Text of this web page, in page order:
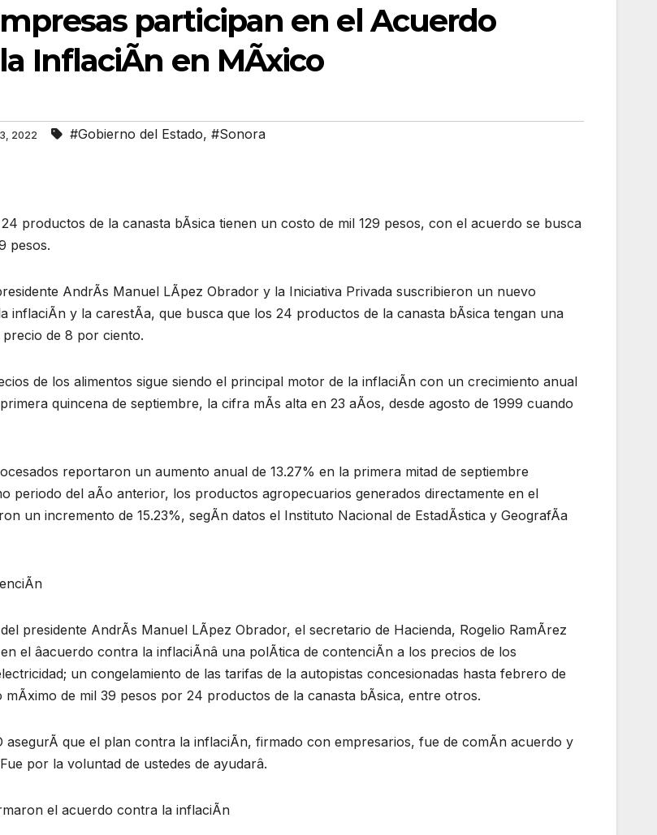
participan en el Acuerdo
InflaciÃn en MÃxico
2022 #Gobierno del Estado, #Sonora
productos de la canasta bÃsica tienen un costo de mil 129 pesos, con el acuerdo se busca
pesos.
AndrÃs Manuel LÃpez Obrador y la Iniciativa Privada suscribieron un nuevo
inflaciÃn y la carestÃa, que busca que los 24 productos de la canasta bÃsica tengan una
de 8 por ciento.
de los alimentos sigue siendo el principal motor de la inflaciÃn con un crecimiento anual
quincena de septiembre, la cifra mÃs alta en 23 aÃos, desde agosto de 1999 cuando
reportaron un aumento anual de 13.27% en la primera mitad de septiembre
periodo del aÃo anterior, los productos agropecuarios generados directamente en el
un incremento de 15.23%, segÃn datos el Instituto Nacional de EstadÃstica y GeografÃa
presidente AndrÃs Manuel LÃpez Obrador, el secretario de Hacienda, Rogelio RamÃrez
el âacuerdo contra la inflaciÃnâ una polÃtica de contenciÃn a los precios de los
un congelamiento de las tarifas de la autopistas concesionadas hasta febrero de
mÃximo de mil 39 pesos por 24 productos de la canasta bÃsica, entre otros.
asegurÃ que el plan contra la inflaciÃn, firmado con empresarios, fue de comÃn acuerdo y
por la voluntad de ustedes de ayudarâ.
el acuerdo contra la inflaciÃn